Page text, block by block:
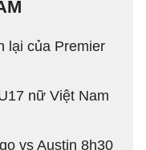
lại của Premier
nữ Việt Nam
vs Austin 8h30